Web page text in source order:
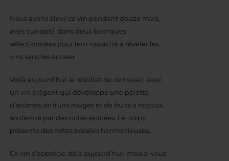
Nous avons élevé́ ce vin pendant douze mois,
avec curiosité́, dans deux barriques
sélectionnées pour leur capacité à révéler les
vins sans les écraser.
Voilà aujourd’hui le résultat de ce travail, avec
un vin élégant qui développe une palette
d’arômes de fruits rouges et de fruits à noyaux,
soutenue par des notes épicées. Le corps
présente des notes boisées harmonieuses.
Ce vin s’apprécie déjà aujourd’hui, mais si vous